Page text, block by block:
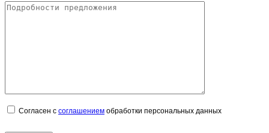
Согласен с соглашением обработки персональных данных